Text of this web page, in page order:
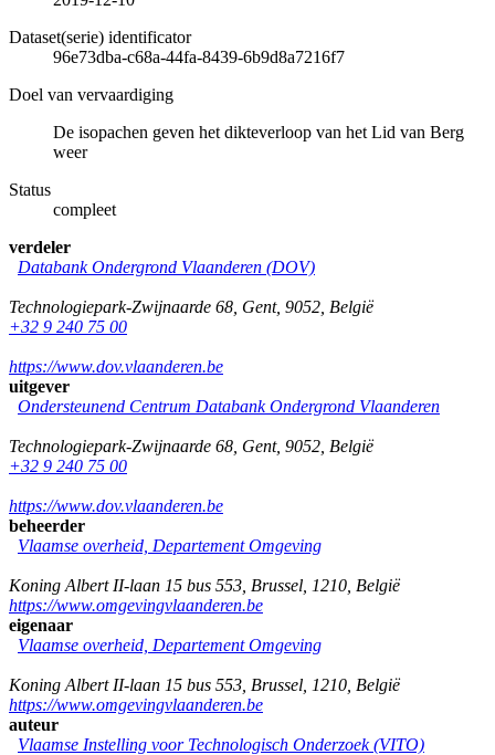
Dataset(serie) identificator
96e73dba-c68a-44fa-8439-6b9d8a7216f7
Doel van vervaardiging
De isopachen geven het dikteverloop van het Lid van Berg
weer
Status
compleet
verdeler
Databank Ondergrond Vlaanderen (DOV)
Technologiepark-Zwijnaarde 68 Gent, 9052 België
+32 9 240 75 00
https://www.dov.vlaanderen.be
uitgever
Ondersteunend Centrum Databank Ondergrond Vlaanderen
Technologiepark-Zwijnaarde 68 Gent, 9052 België
+32 9 240 75 00
https://www.dov.vlaanderen.be
beheerder
Vlaamse overheid, Departement Omgeving
Koning Albert II-laan 15 bus 553 Brussel 1210 België
https://www.omgevingvlaanderen.be
eigenaar
Vlaamse overheid, Departement Omgeving
Koning Albert II-laan 15 bus 553 Brussel 1210 België
https://www.omgevingvlaanderen.be
auteur
Vlaamse Instelling voor Technologisch Onderzoek (VITO)